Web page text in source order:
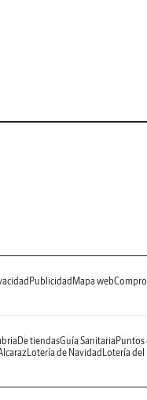
Publicidad Mapa web
De tiendasGuía Sanitaria Puntos
Lotería de Navidad Lotería del